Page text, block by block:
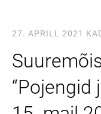
27. APRILL 2021
“Pojengid